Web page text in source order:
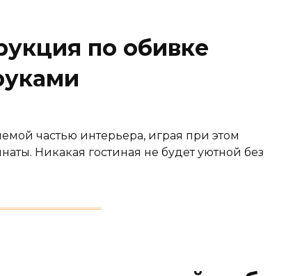
по обивке
частью интерьера, играя при этом
Никакая гостиная не будет уютной без